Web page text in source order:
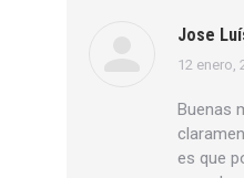
Jose
dice:
12 enero,
Buenas
es que